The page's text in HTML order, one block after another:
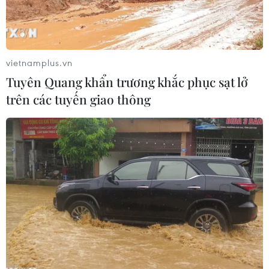
Lực lượng phiến quân Taliban. (Nguồn: thehindu.com)
Ngày 25/4, lực lượng Taliban đã tuyên bố bắt
đầu chiến dịch tấn công thường niên vào mùa
Xuân hàng năm tại Afghanistan, đồng nghĩa với
việc bác bỏ đề xuất đối thoại hòa bình của Tổng
thống Ashraf Ghani.
vietnamplus.vn
Tuyên Quang khẩn trương khắc phục sạt lở
trên các tuyến giao thông